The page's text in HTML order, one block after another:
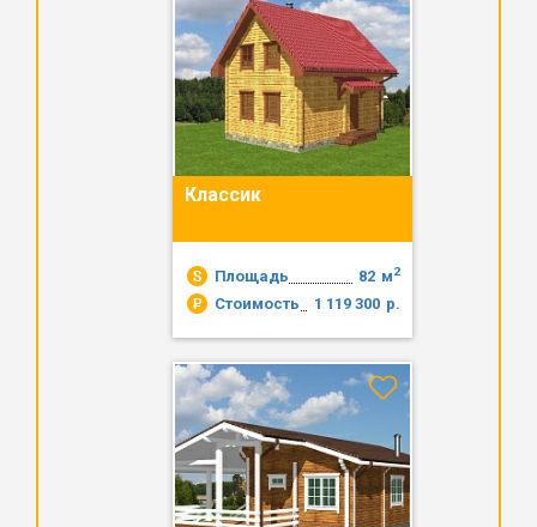
Классик
Площадь м2
82
Стоимость
р.
1 119 300